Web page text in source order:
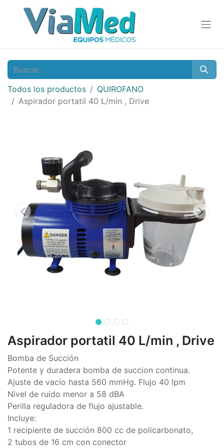
Todos los productos
QUIROFANO
Aspirador portatil 40 L/min , Drive
Aspirador portatil 40 L/min , Drive
Bomba de Succión
Potente y duradera bomba de succion continua.
Ajuste de vacío hasta 560 mmHg. Flujo 40 lpm
Nivel de ruido menor a 58 dBA
Perilla reguladora de flujo ajustable.
Incluye:
1 recipiente de succión 800 cc de policarbonato,
2 tubos de 16 cm con conector